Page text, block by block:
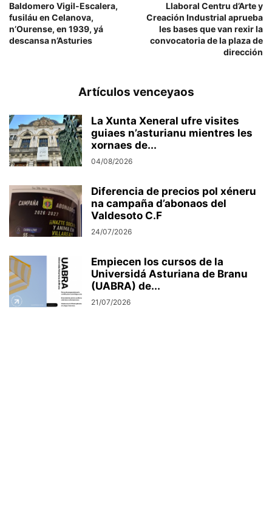
Baldomero Vigil-Escalera,
fusiláu en Celanova,
n’Ourense, en 1939, yá
descansa n’Asturies
Llaboral Centru d’Arte y
Creación Industrial aprueba
les bases que van rexir la
convocatoria de la plaza de
dirección
Artículos venceyaos
La Xunta Xeneral ufre visites
guiaes n’asturianu mientres les
xornaes de...
04/08/2026
Diferencia de precios pol xéneru
na campaña d’abonaos del
Valdesoto C.F
24/07/2026
Empiecen los cursos de la
Universidá Asturiana de Branu
(UABRA) de...
21/07/2026